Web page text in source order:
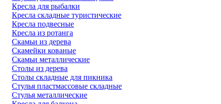
Кресла для рыбалки
Кресла складные туристические
Кресла подвесные
Кресла из ротанга
Скамьи из дерева
Скамейки кованые
Скамьи металлические
Столы из дерева
Столы складные для пикника
Стулья пластмассовые складные
Стулья металлические